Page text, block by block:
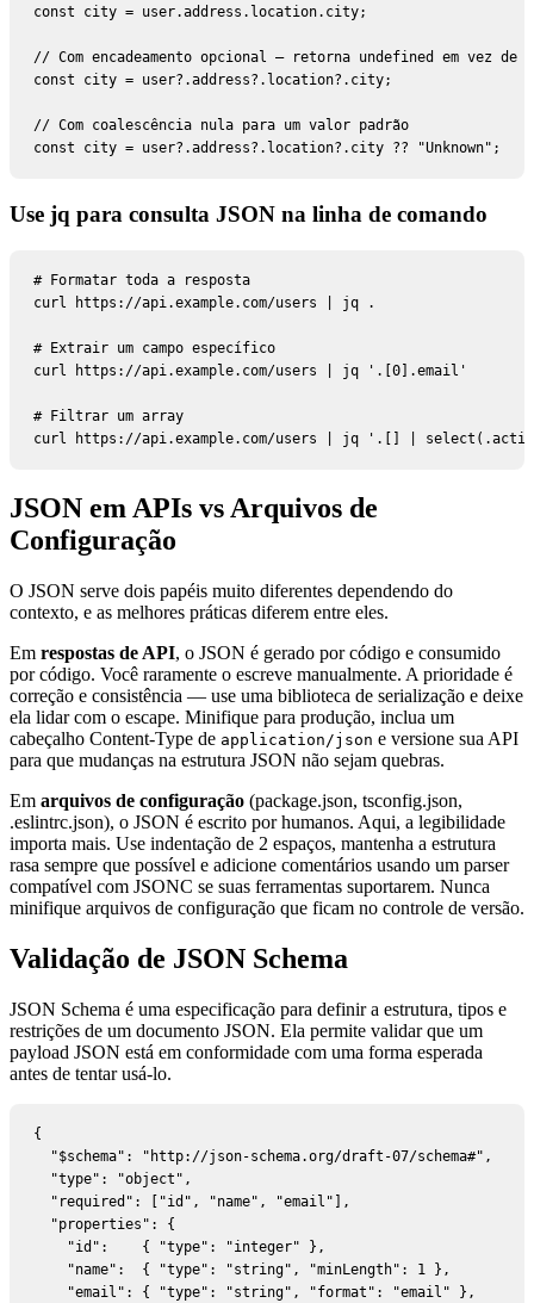
const city = user.address.location.city;
// Com encadeamento opcional — retorna undefined em vez de
const city = user?.address?.location?.city;
// Com coalescência nula para um valor padrão
const city = user?.address?.location?.city ?? "Unknown";
Use jq para consulta JSON na linha de comando
# Formatar toda a resposta
curl https://api.example.com/users | jq .
# Extrair um campo específico
curl https://api.example.com/users | jq '.[0].email'
# Filtrar um array
curl https://api.example.com/users | jq '.[] |
JSON em APIs vs Arquivos de
Configuração
O JSON serve dois papéis muito diferentes dependendo do
contexto, e as melhores práticas diferem entre eles.
Em respostas de API, o JSON é gerado por código e consumido
por código. Você raramente o escreve manualmente. A prioridade é
correção e consistência — use uma biblioteca de serialização e deixe
ela lidar com o escape. Minifique para produção, inclua um
cabeçalho Content-Type de application/json e versione sua API
para que mudanças na estrutura JSON não sejam quebras.
Em arquivos de configuração (package.json, tsconfig.json,
.eslintrc.json), o JSON é escrito por humanos. Aqui, a legibilidade
importa mais. Use indentação de 2 espaços, mantenha a estrutura
rasa sempre que possível e adicione comentários usando um parser
compatível com JSONC se suas ferramentas suportarem. Nunca
minifique arquivos de configuração que ficam no controle de versão.
Validação de JSON Schema
JSON Schema é uma especificação para definir a estrutura, tipos e
restrições de um documento JSON. Ela permite validar que um
payload JSON está em conformidade com uma forma esperada
antes de tentar usá-lo.
{
  "$schema": "http://json-schema.org/draft-07/schema#",
  "type": "object",
  "required": ["id", "name", "email"],
  "properties": {
    "id":    { "type": "integer" },
    "name":  { "type": "string", "minLength": 1 },
    "email": { "type": "string", "format": "email" },